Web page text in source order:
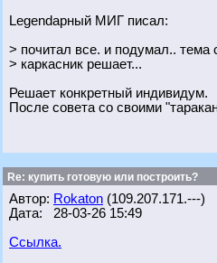
Legendарный МИГ писал:
> почитал все. и подумал..
> каркасник решает...
Решает конкретный индивидум.
После совета со своими
Re: купить готовую или построить?
Автор: Rokaton (109.207.171.---)
Дата: 28-03-26 15:49
Ссылка.